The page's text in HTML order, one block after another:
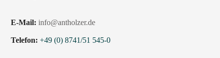
E-Mail: info@antholzer.de
Telefon: +49 (0) 8741/51 545-0